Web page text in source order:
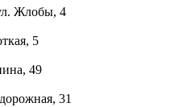
Жлобы, 4
5
49
31